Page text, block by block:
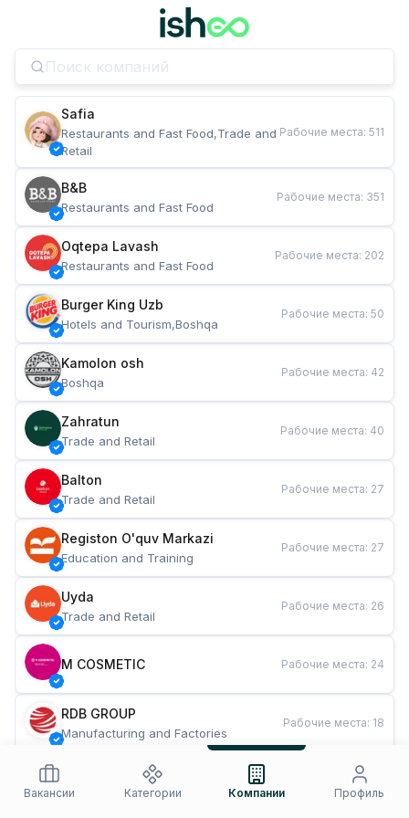
Safia
Restaurants and Fast Food,Trade and
Retail
Рабочие места: 511
B&B
Restaurants and Fast Food
Рабочие места: 351
Oqtepa Lavash
Restaurants and Fast Food
Рабочие места: 202
Burger King Uzb
Hotels and Tourism,Boshqa
Рабочие места: 50
Kamolon osh
Boshqa
Рабочие места: 42
Zahratun
Trade and Retail
Рабочие места: 40
Balton
Trade and Retail
Рабочие места: 27
Registon O'quv Markazi
Education and Training
Рабочие места: 27
Uyda
Trade and Retail
Рабочие места: 26
M COSMETIC Рабочие места: 24
RDB GROUP
Manufacturing and Factories
Рабочие места: 18
Restaurants and Fast Food
Рабочие места
Вакансии
Категории Компании Профиль